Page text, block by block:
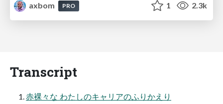
axbom
PRO 1 2.3k
Transcript
赤裸々な わたしのキャリアのふりかえり